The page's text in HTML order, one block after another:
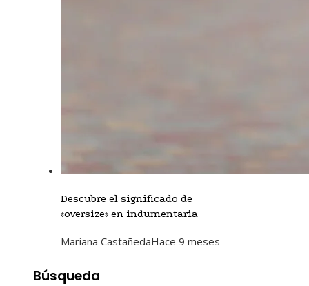
Descubre el significado de
«oversize» en indumentaria
Mariana CastañedaHace 9 meses
Búsqueda